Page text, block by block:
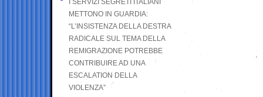
I SERVIZI SEGRETI ITALIANI
METTONO IN GUARDIA:
“L’INSISTENZA DELLA DESTRA
RADICALE SUL TEMA DELLA
REMIGRAZIONE POTREBBE
CONTRIBUIRE AD UNA
ESCALATION DELLA
VIOLENZA”